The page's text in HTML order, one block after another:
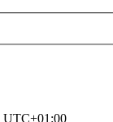
UTC+01:00